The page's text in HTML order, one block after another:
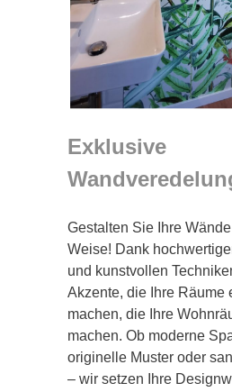
Exklusive
Gestalten Sie Ihre
Weise! Dank
und kunstvollen
Akzente, die Ihre Räume
machen, die Ihre
machen. Ob moderne
originelle Muster oder
– wir setzen Ihre